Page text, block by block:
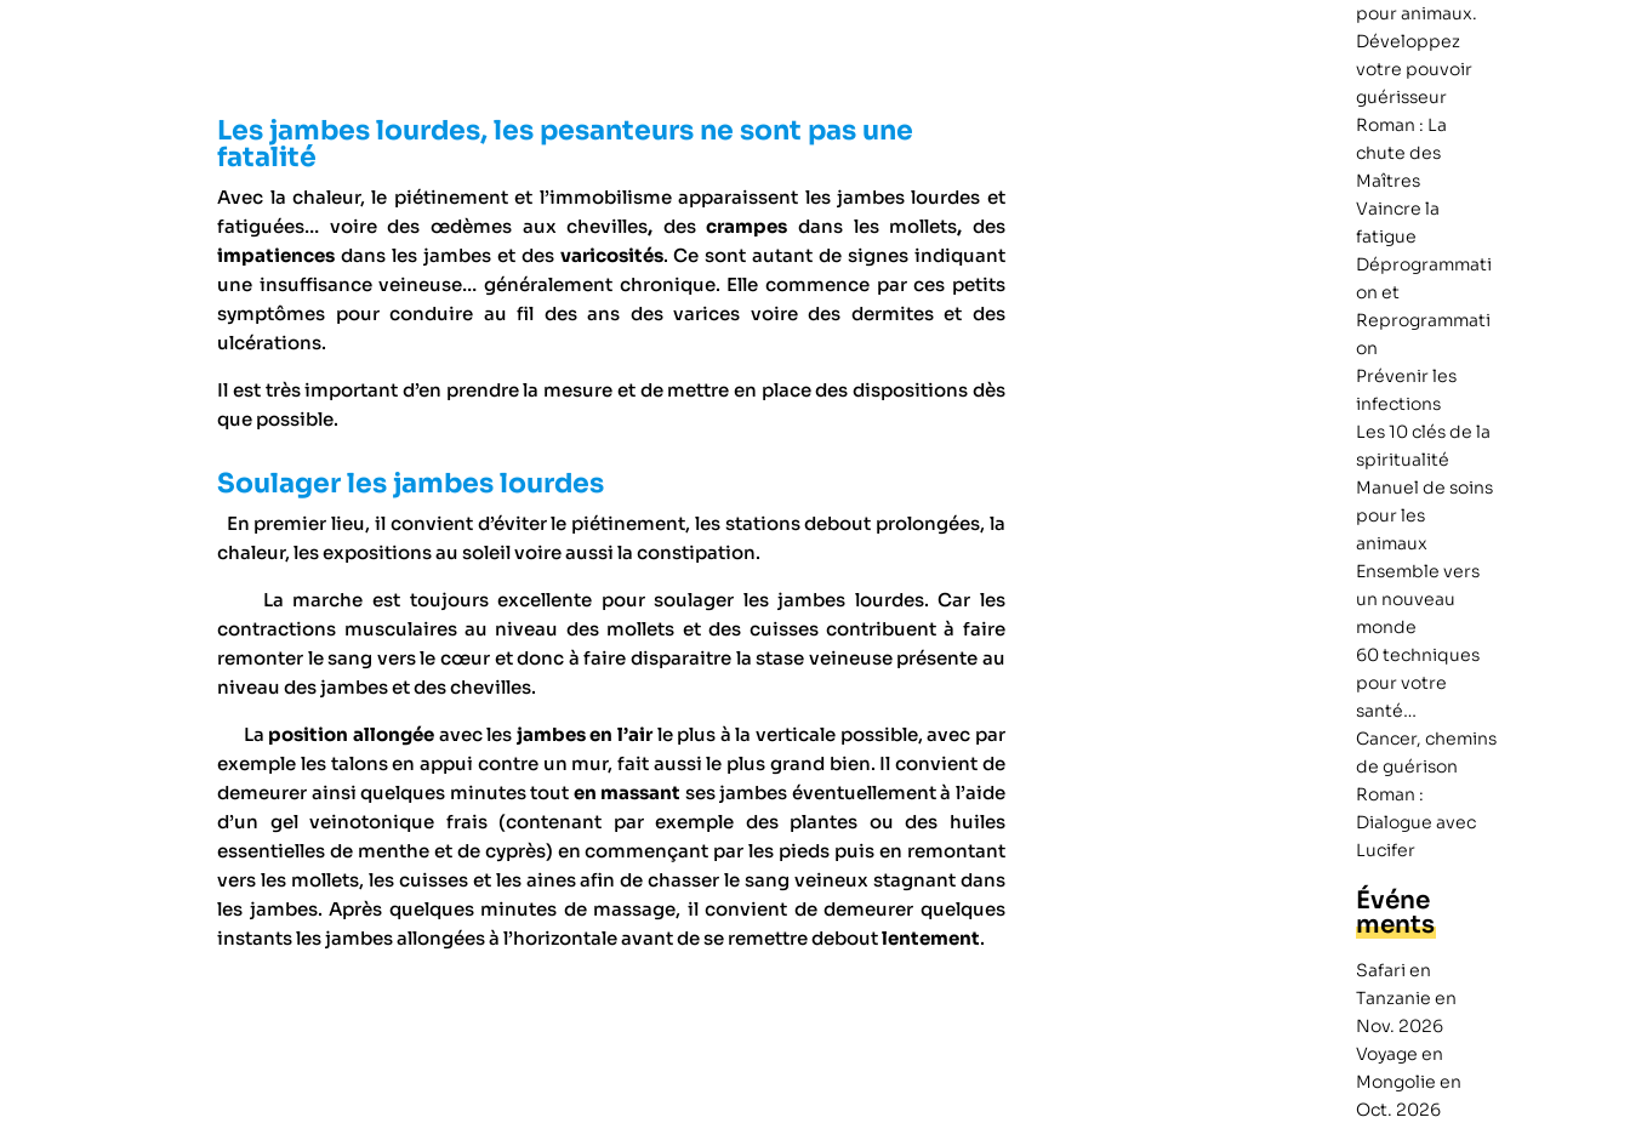
Les jambes lourdes, les pesanteurs ne sont pas une
fatalité
Avec la chaleur, le piétinement et l’immobilisme apparaissent les jambes lourdes et
fatiguées… voire des œdèmes aux chevilles, descrampesdans les mollets, des
impatiencesdans les jambes et desvaricosités. Ce sont autant de signes indiquant
une insuffisance veineuse… généralement chronique. Elle commence par ces petits
symptômes pour conduire au fil des ans des varices voire des dermites et des
ulcérations.
Il est très important d’en prendre la mesure et de mettre en place des dispositions dès
que possible.
Soulager les jambes lourdes
En premier lieu, il convient d’éviter le piétinement, les stations debout prolongées, la
chaleur, les expositions au soleil voire aussi la constipation.
La marche est toujours excellente pour soulager les jambes lourdes. Car les
contractions musculaires au niveau des mollets et des cuisses contribuent à faire
remonter le sang vers le cœur et donc à faire disparaitre la stase veineuse présente au
niveau des jambes et des chevilles.
La position allongée avec les jambes en l’airle plus à la verticale possible, avec par
exemple les talons en appui contre un mur, fait aussi le plus grand bien. Il convient de
demeurer ainsi quelques minutes tout en massant ses jambes éventuellement à l’aide
d’un gel veinotonique frais (contenant par exemple des plantes ou des huiles
essentielles de menthe et de cyprès) en commençant par les pieds puis en remontant
vers les mollets, les cuisses et les aines afin de chasser le sang veineux stagnant dans
les jambes. Après quelques minutes de massage, il convient de demeurer quelques
instants les jambes allongées à l’horizontale avant de se remettre deboutlentement.
pour animaux.
Développez
votre pouvoir
guérisseur
Roman : La
chute des
Maîtres
Vaincre la
fatigue
Déprogrammati
on et
Reprogrammati
on
Prévenir les
infections
Les 10 clés de la
spiritualité
Manuel de soins
pour les
animaux
Ensemble vers
un nouveau
monde
60 techniques
pour votre
santé…
Cancer, chemins
de guérison
Roman :
Dialogue avec
Lucifer
Événe
ments
Safari en
Tanzanie en
Nov. 2026
Voyage en
Mongolie en
Oct. 2026